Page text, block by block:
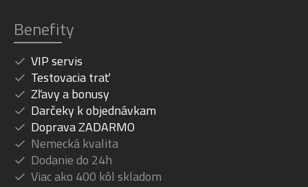
Benefity
VIP servis
Testovacia trať
Zľavy a bonusy
Darčeky k objednávkam
Doprava ZADARMO
Nemecká kvalita
Dodanie do 24h
Viac ako 400 kôl skladom